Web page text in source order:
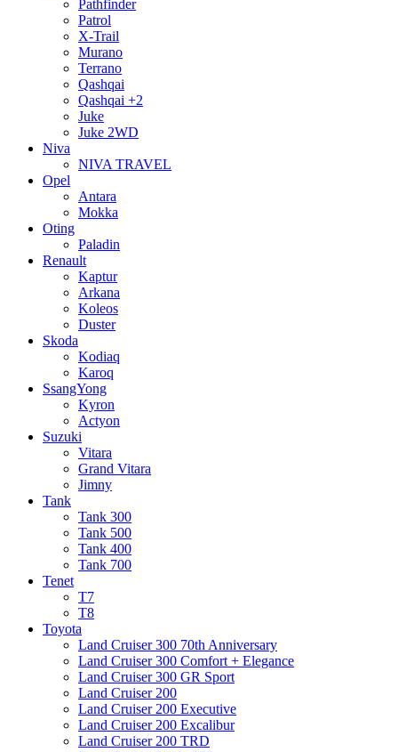
Pathfinder
Patrol
X-Trail
Murano
Terrano
Qashqai
Qashqai +2
Juke
Juke 2WD
Niva
NIVA TRAVEL
Opel
Antara
Mokka
Oting
Paladin
Renault
Kaptur
Arkana
Koleos
Duster
Skoda
Kodiaq
Karoq
SsangYong
Kyron
Actyon
Suzuki
Vitara
Grand Vitara
Jimny
Tank
Tank 300
Tank 500
Tank 400
Tank 700
Tenet
T7
T8
Toyota
Land Cruiser 300 70th Anniversary
Land Cruiser 300 Comfort + Elegance
Land Cruiser 300 GR Sport
Land Cruiser 200
Land Cruiser 200 Executive
Land Cruiser 200 Excalibur
Land Cruiser 200 TRD